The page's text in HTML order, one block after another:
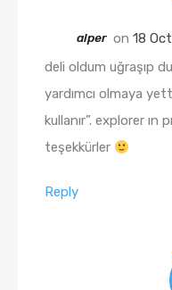
alper on 18
deli oldum uğraşıp
yardımcı olmaya
kullanır”. explorer ın
teşekkürler
Reply